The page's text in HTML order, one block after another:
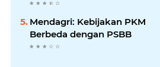
Mendagri: Kebijakan PKM
Berbeda dengan PSBB